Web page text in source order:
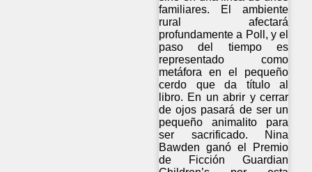
familiares. El ambiente
rural afectará
profundamente a Poll, y el
paso del tiempo es
representado como
metáfora en el pequeño
cerdo que da título al
libro. En un abrir y cerrar
de ojos pasará de ser un
pequeño animalito para
ser sacrificado. Nina
Bawden ganó el Premio
de Ficción Guardian